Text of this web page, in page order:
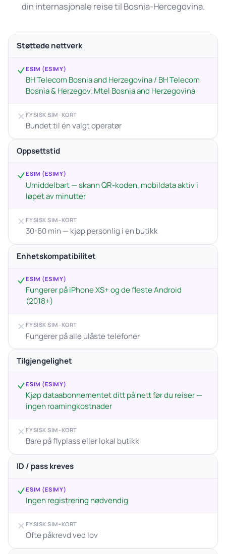
din internasjonale reise til Bosnia-Hercegovina.
Støttede nettverk
ESIM (ESIMY)
BH Telecom Bosnia and Herzegovina / BH Telecom
Bosnia & Herzegov, Mtel Bosnia and Herzegovina
FYSISK SIM-KORT
Bundet til én valgt operatør
Oppsettstid
ESIM (ESIMY)
Umiddelbart — skann QR-koden, mobildata aktiv i
løpet av minutter
FYSISK SIM-KORT
30-60 min — kjøp personlig i en butikk
Enhetskompatibilitet
ESIM (ESIMY)
Fungerer på iPhone XS+ og de fleste Android
(2018+)
FYSISK SIM-KORT
Fungerer på alle ulåste telefoner
Tilgjengelighet
ESIM (ESIMY)
Kjøp dataabonnementet ditt på nett før du reiser —
ingen roamingkostnader
FYSISK SIM-KORT
Bare på flyplass eller lokal butikk
ID / pass kreves
ESIM (ESIMY)
Ingen registrering nødvendig
FYSISK SIM-KORT
Ofte påkrevd ved lov